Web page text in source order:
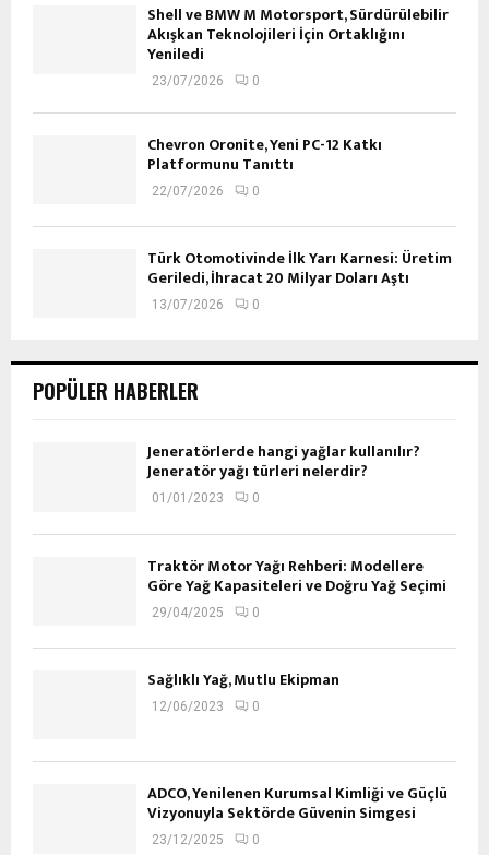
Shell ve BMW M Motorsport, Sürdürülebilir
Akışkan Teknolojileri İçin Ortaklığını
Yeniledi
23/07/2026 0
Chevron Oronite, Yeni PC-12 Katkı
Platformunu Tanıttı
22/07/2026 0
Türk Otomotivinde İlk Yarı Karnesi: Üretim
Geriledi, İhracat 20 Milyar Doları Aştı
13/07/2026 0
POPÜLER HABERLER
Jeneratörlerde hangi yağlar kullanılır?
Jeneratör yağı türleri nelerdir?
01/01/2023 0
Traktör Motor Yağı Rehberi: Modellere
Göre Yağ Kapasiteleri ve Doğru Yağ Seçimi
29/04/2025 0
Sağlıklı Yağ, Mutlu Ekipman
12/06/2023 0
ADCO, Yenilenen Kurumsal Kimliği ve Güçlü
Vizyonuyla Sektörde Güvenin Simgesi
23/12/2025 0